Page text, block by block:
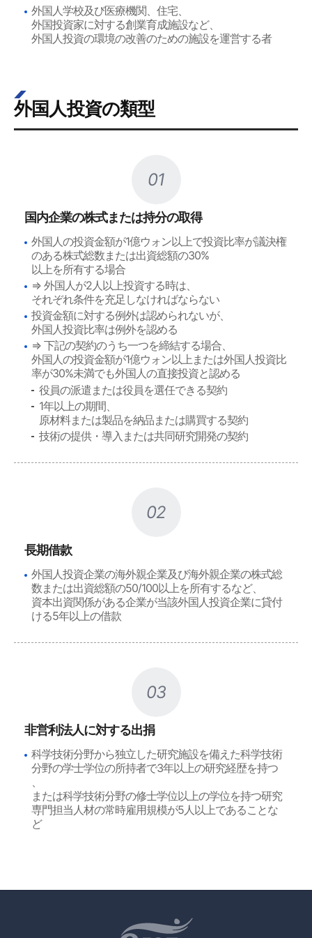
外国人学校及び医療機関、住宅、
外国投資家に対する創業育成施設など、
外国人投資の環境の改善のための施設を運営する者
外国人投資の類型
01
国内企業の株式または持分の取得
外国人の投資金額が1億ウォン以上で投資比率が議決権
のある株式総数または出資総額の30%
以上を所有する場合
⇒ 外国人が2人以上投資する時は、
それぞれ条件を充足しなければならない
投資金額に対する例外は認められないが、
外国人投資比率は例外を認める
⇒ 下記の契約のうち一つを締結する場合、
外国人の投資金額が1億ウォン以上または外国人投資比
率が30%未満でも外国人の直接投資と認める
役員の派遣または役員を選任できる契約
1年以上の期間、
原材料または製品を納品または購買する契約
技術の提供・導入または共同研究開発の契約
02
長期借款
外国人投資企業の海外親企業及び海外親企業の株式総
数または出資総額の50/100以上を所有するなど、
資本出資関係がある企業が当該外国人投資企業に貸付
ける5年以上の借款
03
非営利法人に対する出捐
科学技術分野から独立した研究施設を備えた科学技術
分野の学士学位の所持者で3年以上の研究経歴を持つ
、
または科学技術分野の修士学位以上の学位を持つ研究
専門担当人材の常時雇用規模が5人以上であることな
ど